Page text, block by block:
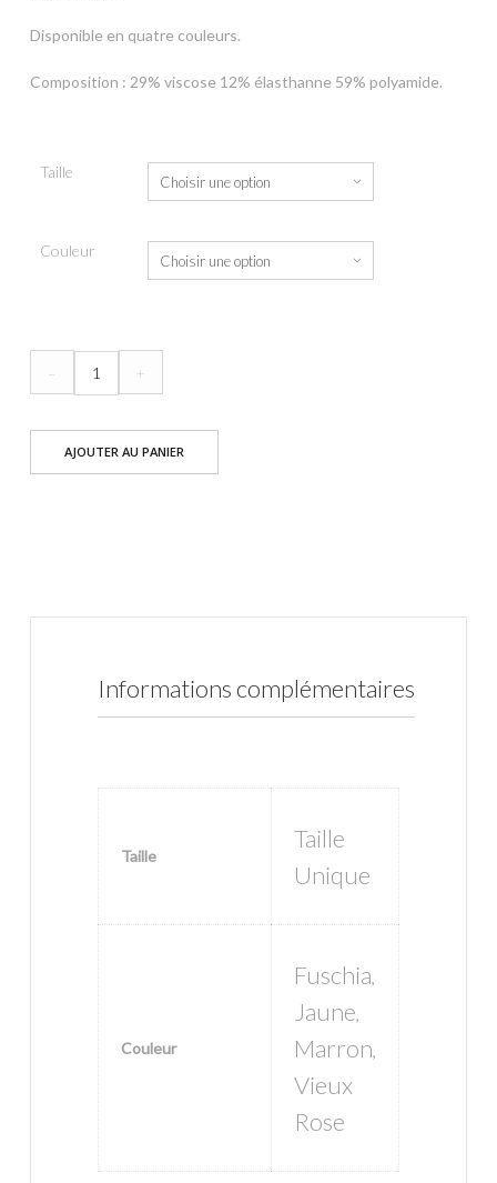
Disponible en quatre couleurs.
Composition : 29% viscose 12% élasthanne 59% polyamide.
Taille
Couleur
de
Brassière
Colorblock
– +
AJOUTER AU PANIER
Informations complémentaires
Taille
Taille
Unique
Couleur
Fuschia,
Jaune,
Marron,
Vieux
Rose